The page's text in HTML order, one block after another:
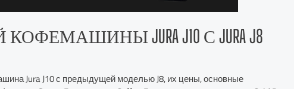
JURA J10 С JURA J8
Jura J10 с предыдущей моделью J8, их цены, основные